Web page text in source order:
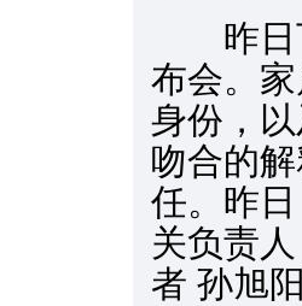
昨日下
布会。
身份，
吻合的
任。昨
关负责
者 孙旭